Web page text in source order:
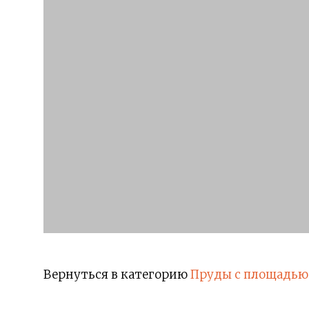
Вернуться в категориюПруды с площадью